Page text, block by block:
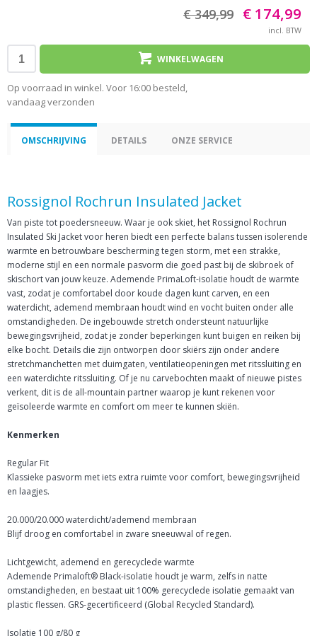
€ 349,99 € 174,99
incl. BTW
WINKELWAGEN
Op voorraad in winkel. Voor 16:00 besteld,
vandaag verzonden
OMSCHRIJVING DETAILS ONZE SERVICE
Rossignol Rochrun Insulated Jacket
Van piste tot poedersneeuw. Waar je ook skiet, het Rossignol Rochrun
Insulated Ski Jacket voor heren biedt een perfecte balans tussen isolerende
warmte en betrouwbare bescherming tegen storm, met een strakke,
moderne stijl en een normale pasvorm die goed past bij de skibroek of
skischort van jouw keuze. Ademende PrimaLoft-isolatie houdt de warmte
vast, zodat je comfortabel door koude dagen kunt carven, en een
waterdicht, ademend membraan houdt wind en vocht buiten onder alle
omstandigheden. De ingebouwde stretch ondersteunt natuurlijke
bewegingsvrijheid, zodat je zonder beperkingen kunt buigen en reiken bij
elke bocht. Details die zijn ontworpen door skiërs zijn onder andere
stretchmanchetten met duimgaten, ventilatieopeningen met ritssluiting en
een waterdichte ritssluiting. Of je nu carvebochten maakt of nieuwe pistes
verkent, dit is de all-mountain partner waarop je kunt rekenen voor
geïsoleerde warmte en comfort om meer te kunnen skiën.
Kenmerken
Regular Fit
Klassieke pasvorm met iets extra ruimte voor comfort, bewegingsvrijheid
en laagjes.
20.000/20.000 waterdicht/ademend membraan
Blijf droog en comfortabel in zware sneeuwval of regen.
Lichtgewicht, ademend en gerecyclede warmte
Ademende Primaloft® Black-isolatie houdt je warm, zelfs in natte
omstandigheden, en bestaat uit 100% gerecyclede isolatie gemaakt van
plastic flessen. GRS-gecertificeerd (Global Recycled Standard).
Isolatie 100 g/80 g